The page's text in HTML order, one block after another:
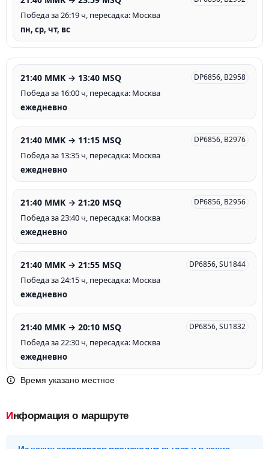
Победа за 26:19 ч, пересадка: Москва
пн, ср, чт, вс
21:40 MMK → 13:40 MSQ DP6856, B2958
Победа за 16:00 ч, пересадка: Москва
ежедневно
21:40 MMK → 11:15 MSQ DP6856, B2976
Победа за 13:35 ч, пересадка: Москва
ежедневно
21:40 MMK → 21:20 MSQ DP6856, B2956
Победа за 23:40 ч, пересадка: Москва
ежедневно
21:40 MMK → 21:55 MSQ DP6856, SU1844
Победа за 24:15 ч, пересадка: Москва
ежедневно
21:40 MMK → 20:10 MSQ DP6856, SU1832
Победа за 22:30 ч, пересадка: Москва
ежедневно
Время указано местное
Информация о маршруте